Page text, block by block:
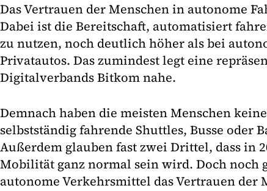
Das Vertrauen der Menschen in autonome
Dabei ist die Bereitschaft, automatisiert
zu nutzen, noch deutlich höher als bei
Privatautos. Das zumindest legt eine
Digitalverbands Bitkom nahe.
Demnach haben die meisten Menschen
selbstständig fahrende Shuttles, Busse oder
Außerdem glauben fast zwei Drittel, dass in
Mobilität ganz normal sein wird. Doch noch
autonome Verkehrsmittel das Vertrauen der